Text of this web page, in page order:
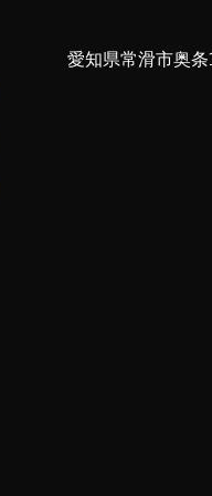
愛知県常滑市奥条